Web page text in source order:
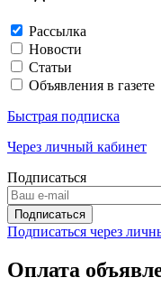
Рассылка
Новости
Статьи
Объявления в газете
Быстрая подписка
Через личный кабинет
Подписаться
Подписаться через
Оплата